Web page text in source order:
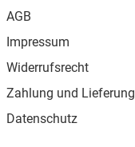
AGB
Impressum
Widerrufsrecht
Zahlung und Lieferung
Datenschutz